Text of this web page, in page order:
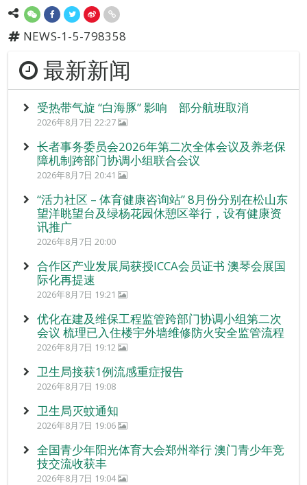
NEWS-1-5-798358
最新新闻
受热带气旋 “白海豚” 影响 部分航班取消
2026年8月7日 22:27
长者事务委员会2026年第二次全体会议及养老保
障机制跨部门协调小组联合会议
2026年8月7日 20:41
“活力社区 – 体育健康咨询站” 8月份分别在松山东
望洋眺望台及绿杨花园休憩区举行，设有健康资
讯推广
2026年8月7日 20:00
合作区产业发展局获授ICCA会员证书 澳琴会展国
际化再提速
2026年8月7日 19:21
优化在建及维保工程监管跨部门协调小组第二次
会议 梳理已入住楼宇外墙维修防火安全监管流程
2026年8月7日 19:12
卫生局接获1例流感重症报告
2026年8月7日 19:08
卫生局灭蚊通知
2026年8月7日 19:06
全国青少年阳光体育大会郑州举行 澳门青少年竞
技交流收获丰
2026年8月7日 19:04